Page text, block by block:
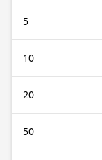
5
10
20
50